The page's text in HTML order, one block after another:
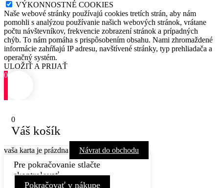
VÝKONNOSTNÉ COOKIES
Naše webové stránky používajú cookies tretích strán, aby nám
pomohli s analýzou používanie našich webových stránok, vrátane
počtu návštevníkov, frekvencie zobrazení stránok a prípadných
chýb. To nám pomáha s prispôsobením obsahu. Nami zhromaždené
informácie zahŕňajú IP adresu, navštívené stránky, typ prehliadača a
operačný systém.
ULOŽIŤ A PRIJAŤ
0
0
Váš košík
vaša karta je prázdna Návrat do obchodu
Pre pokračovanie stlačte
skontrolovať
Pokračovať v nákupe